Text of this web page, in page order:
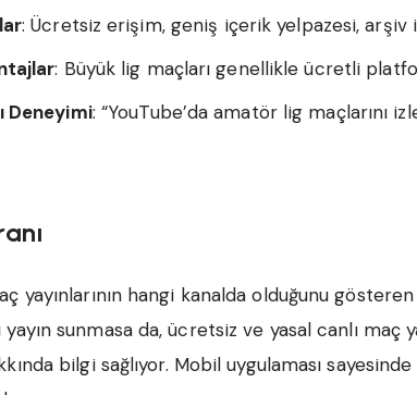
: Ücretsiz erişim, geniş içerik yelpazesi, arşiv
: Büyük lig maçları genellikle ücretli
Deneyimi: “YouTube’da amatör lig maçlarını
yayınlarının hangi kanalda olduğunu
sunmasa da, ücretsiz ve yasal canlı maç
bilgi sağlıyor. Mobil uygulaması